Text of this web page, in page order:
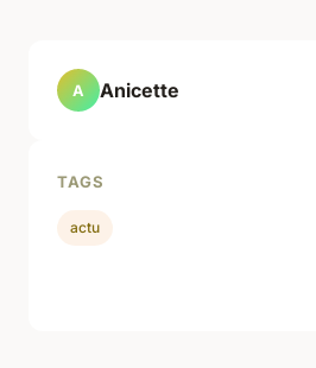
A Anicette
TAGS
actu